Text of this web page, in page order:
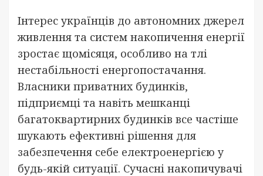
Інтерес українців до автономних джерел
живлення та систем накопичення енергії
зростає щомісяця, особливо на тлі
нестабільності енергопостачання.
Власники приватних будинків,
підприємці та навіть мешканці
багатоквартирних будинків все частіше
шукають ефективні рішення для
забезпечення себе електроенергією у
будь-якій ситуації. Сучасні накопичувачі